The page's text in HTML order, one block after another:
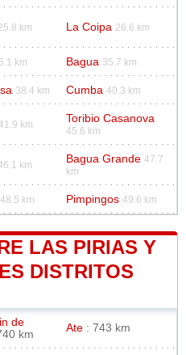
km La Coipa 26.6 km
km Bagua 35.7 km
38.4 km Cumba 40.3 km
km Toribio Casanova
45.6 km
km Bagua Grande 47.7
km
48.5 km Pimpingos 49.6 km
LAS PIRIAS Y
DISTRITOS
de
km
Ate : 743 km